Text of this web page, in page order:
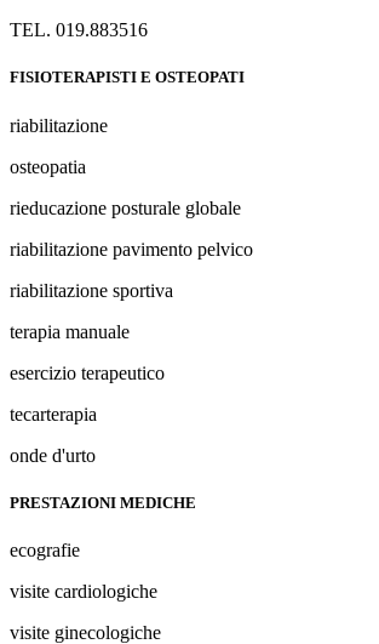
TEL. 019.883516
FISIOTERAPISTI E OSTEOPATI
riabilitazione
osteopatia
rieducazione posturale globale
riabilitazione pavimento pelvico
riabilitazione sportiva
terapia manuale
esercizio terapeutico
tecarterapia
onde d'urto
PRESTAZIONI MEDICHE
ecografie
visite cardiologiche
visite ginecologiche